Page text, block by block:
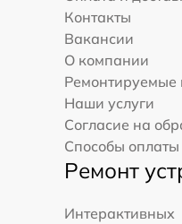
Контакты
Вакансии
О компании
Ремонтируемые
Наши услуги
Согласие на
Способы оплаты
Ремонт
Интерактивных